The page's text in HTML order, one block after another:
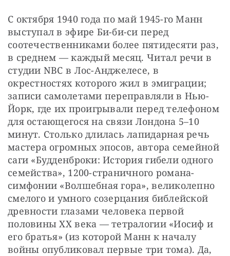
С октября 1940 года по май 1945-го Манн
выступал в эфире Би-би-си перед
соотечественниками более пятидесяти раз,
в среднем — каждый месяц. Читал речи в
студии NBC в Лос-Анджелесе, в
окрестностях которого жил в эмиграции;
записи самолетами переправляли в Нью-
Йорк, где их проигрывали перед телефоном
для остающегося на связи Лондона 5–10
минут. Столько длилась лапидарная речь
мастера огромных эпосов, автора семейной
саги «Будденброки: История гибели одного
семейства», 1200-страничного романа-
симфонии «Волшебная гора», великолепно
смелого и умного созерцания библейской
древности глазами человека первой
половины XX века — тетралогии «Иосиф и
его братья» (из которой Манн к началу
войны опубликовал первые три тома). Да,